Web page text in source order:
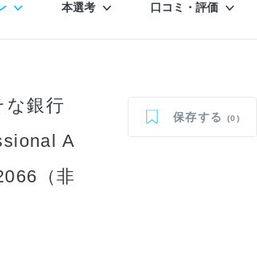
本選考 口コミ・評価
な銀行
A
（非
保存する (0)